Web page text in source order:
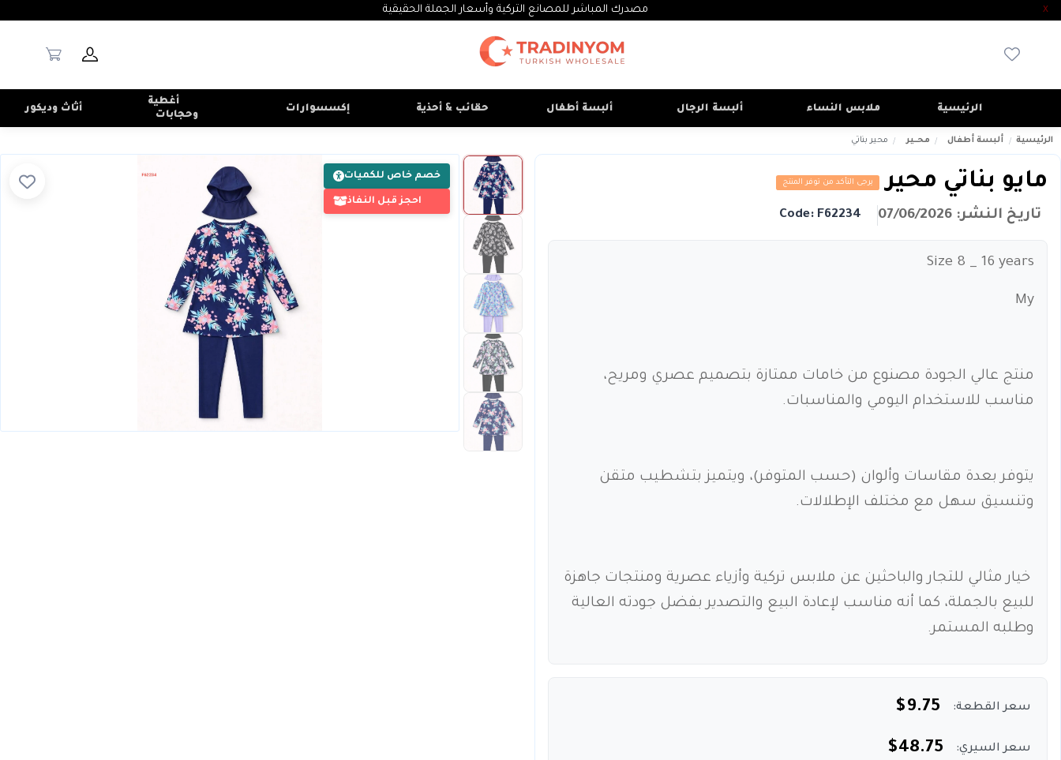
مصدرك المباشر للمصانع التركية وأسعار الجملة الحقيقية X
الرئيسية ملابس النساء ألبسة الرجال ألبسة أطفال حقائب & أحذية إكسسوارات
أغطية
وحجابات
أثاث وديكور
الرئيسية ألبسة أطفال محــير محير بناتي
خصم خاص للكميات
احجز قبل النفاذ
مايو بناتي محير يرجى التأكد من توفر المنتج
تاريخ النشر: 07/06/2026 Code: F62234
Size 8 _ 16 years
My
منتج عالي الجودة مصنوع من خامات ممتازة بتصميم عصري ومريح،
مناسب للاستخدام اليومي والمناسبات.
يتوفر بعدة مقاسات وألوان (حسب المتوفر)، ويتميز بتشطيب متقن
وتنسيق سهل مع مختلف الإطلالات.
خيار مثالي للتجار والباحثين عن ملابس تركية وأزياء عصرية ومنتجات جاهزة
للبيع بالجملة، كما أنه مناسب لإعادة البيع والتصدير بفضل جودته العالية
وطلبه المستمر.
سعر القطعة: $9.75
سعر السيري: $48.75